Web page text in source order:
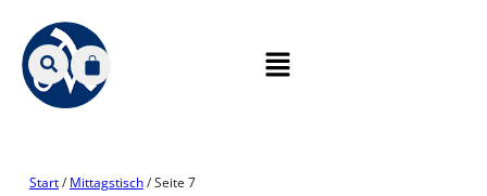
Start/ Mittagstisch/ Seite 7